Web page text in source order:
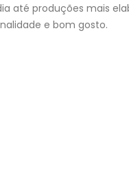
até produções mais
e bom gosto.